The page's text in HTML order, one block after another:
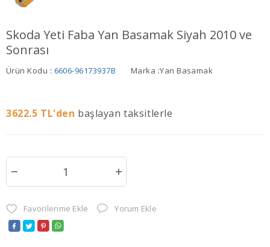
Skoda Yeti Faba Yan Basamak Siyah 2010 ve
Sonrası
Ürün Kodu : 6606-96173937B Marka :Yan Basamak
3622.5 TL'den başlayan taksitlerle
Favorilerime Ekle Yorum Ekle